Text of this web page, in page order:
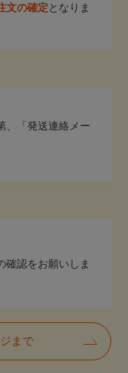
文の確定となりま
、「発送連絡メー
確認をお願いしま
まで